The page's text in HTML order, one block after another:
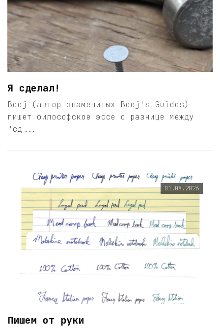
Я сделал!
Beej (автор знаменитых Beej's Guides)
пишет философское эссе о разнице между
"сд...
01.08.2026
Пишем от руки